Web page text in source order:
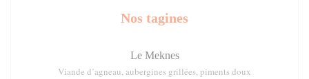
Nos tagines
Le Meknes
Viande d’agneau, aubergines grillées, piments doux